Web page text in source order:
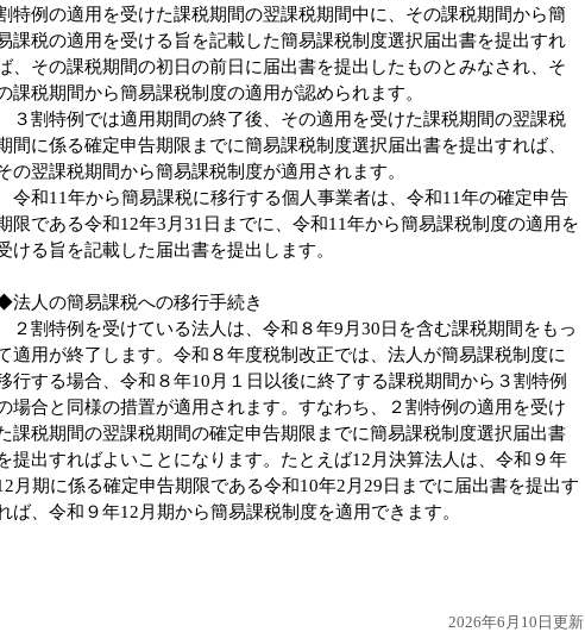
特例の適用を受けた課税期間の翌課税期間中に、その課税期間から簡
課税の適用を受ける旨を記載した簡易課税制度選択届出書を提出すれ
、その課税期間の初日の前日に届出書を提出したものとみなされ、そ
課税期間から簡易課税制度の適用が認められます。
３割特例では適用期間の終了後、その適用を受けた課税期間の翌課税
間に係る確定申告期限までに簡易課税制度選択届出書を提出すれば、
の翌課税期間から簡易課税制度が適用されます。
令和11年から簡易課税に移行する個人事業者は、令和11年の確定申告
限である令和12年3月31日までに、令和11年から簡易課税制度の適用を
ける旨を記載した届出書を提出します。
法人の簡易課税への移行手続き
２割特例を受けている法人は、令和８年9月30日を含む課税期間をもっ
適用が終了します。令和８年度税制改正では、法人が簡易課税制度に
行する場合、令和８年10月１日以後に終了する課税期間から３割特例
場合と同様の措置が適用されます。すなわち、２割特例の適用を受け
課税期間の翌課税期間の確定申告期限までに簡易課税制度選択届出書
提出すればよいことになります。たとえば12月決算法人は、令和９年
月期に係る確定申告期限である令和10年2月29日までに届出書を提出す
ば、令和９年12月期から簡易課税制度を適用できます。
2026年6月10日更新